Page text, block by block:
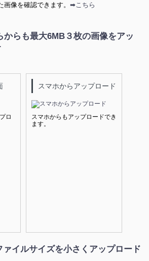
像を確認できます。 ➡こちら
からも最大6MB３枚の画像をアッ
ロ
スマホからアップロード
スマホからもアップロードでき
ます。
イルサイズを小さくアップロード